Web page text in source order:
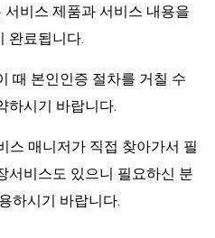
비스 제품과 서비스 내용을
완료됩니다.
때 본인인증 절차를 거칠 수
하시기 바랍니다.
스 매니저가 직접 찾아가서 필
서비스도 있으니 필요하신 분
하시기 바랍니다.